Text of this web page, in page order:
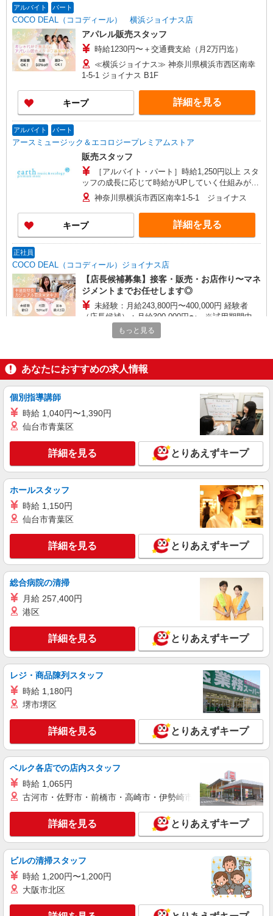
当の種類はエリアにより異なります。詳細は面接
時にお尋ねください。 ＼入社３大特典キャンペー
ン実施中！／※詳細は備考欄にて
アルバイト パート
COCO DEAL（ココディール） 横浜ジョイナス店
アパレル販売スタッフ
時給1230円〜＋交通費支給（月2万円迄）
≪横浜ジョイナス≫ 神奈川県横浜市西区南幸
1-5-1 ジョイナス B1F
キープ 詳細を見る
アルバイト パート
アースミュージック＆エコロジープレミアムストア
販売スタッフ
［アルバイト・パート］時給1,250円以上 スタ
ッフの成長に応じて時給がUPしていく仕組みがあ
ります。また、希望するスタッフがいれば、制度
を活用して正社員になっていただく道もありま
す。週30時間以上勤務される方にはきちんと社会
保険にも加入していただきます！
神奈川県横浜市西区南幸1-5-1 ジョイナス
キープ 詳細を見る
正社員
COCO DEAL（ココディール）ジョイナス店
【店長候補募集】接客・販売・お店作り〜マネ
ジメントまでお任せします◎
未経験：月給243,800円〜400,000円 経験者
（店長候補）：月給300,000円〜 ※試用期間中は
270,000円〜 ★固定残業手当：30,800円（月給に
3万円まで交通費支給 ※試用期間（2〜3ヶ月）も
同条件 【手当】固定残業手当／資格手当／店舗職
制手当／住宅手当（実家外かつ賃貸の場合のみ別
途支給）※試用期間明けから支給／特別手当 ※手
当の種類はエリアにより異なります。詳細は面接
時にお尋ねください。
≪ジョイナス店≫ 神奈川県横浜市西区南幸1-5-
キープ
正社員
LILLIAN CARAT（リリアンカラット）横浜ジョイナス店
【店長候補募集】接客・販売・お店作り〜マネ
未経験：月給243,800円〜400,000円 経験者
（店長候補）：月給300,000円〜 ※試用期間中は
270,000円〜 ★固定残業手当：30,800円（月給に
あたり20時間、超過時は追加で残業手当支給 ※月
3万円まで交通費支給 ※試用期間（2〜3ヶ月）も
制手当／住宅手当（実家外かつ賃貸の場合のみ別
途支給）※試用期間明けから支給／特別手当 ※手
当の種類はエリアにより異なります。詳細は面接
時にお尋ねください。
≪横浜ジョイナス店≫ 神奈川県横浜市西区南
キープ 詳細を見る
パート
LOUNIE（ルーニィ）横浜高島屋店
アパレル販売スタッフ
時給1230円〜＋交通費支給（月2万円迄）
≪LOUNIE横浜高島屋店≫ 神奈川県横浜市西区
南幸1-6-31 横浜髙島屋4階 婦人服 キャリアクロー
ゼット ■横浜(横浜市営ブルーライン)2番口(約1分)
■横浜(ＪＲ横須賀線)2番口(約1分) ■横浜(ＪＲ京浜
東北線)2番口(約1分)
キープ 詳細を見る
正社員
COCO DEAL（ココディール） ルミネ横浜店
【店長候補募集】接客・販売・お店作り〜マネ
未経験：月給243,800円〜400,000円 経験者
（店長候補）：月給300,000円〜 ※試用期間中は
270,000円〜 ★固定残業手当：30,800円（月給に
含む） ※経験・能力考慮 ※固定残業時間は1ヶ月
あたり20時間、超過時は追加で残業手当支給 ※月
3万円まで交通費支給 ※試用期間（2〜3ヶ月）も
制手当／住宅手当（実家外かつ賃貸の場合のみ別
途支給）※試用期間明けから支給／特別手当 ※手
当の種類はエリアにより異なります。詳細は面接
時にお尋ねください。
≪ルミネ横浜店≫ 神奈川県横浜市西区高島2-
16-1 ルミネ横浜3F
キープ 詳細を見る
COCO DEAL（ココディール） ルミネ横浜店
アパレル販売スタッフ
時給1230円〜＋交通費支給（月2万円迄）
≪ルミネ横浜店≫ 神奈川県横浜市西区 高島2-
16-1 ルミネ横浜3F
キープ 詳細を見る
もっと見る
あなたにおすすめの求人情報
個別指導講師
時給 1,040円〜1,390円
仙台市青葉区
詳細を見る とりあえずキープ
ホールスタッフ
時給 1,150円
仙台市青葉区
詳細を見る とりあえずキープ
総合病院の清掃
月給 257,400円
港区
詳細を見る とりあえずキープ
レジ・商品陳列スタッフ
時給 1,180円
堺市堺区
詳細を見る とりあえずキープ
ベルク各店での店内スタッフ
時給 1,065円
古河市・佐野市・前橋市・高崎市・伊勢崎市・太田市・館林市
詳細を見る とりあえずキープ
ビルの清掃スタッフ
時給 1,200円〜1,200円
大阪市北区